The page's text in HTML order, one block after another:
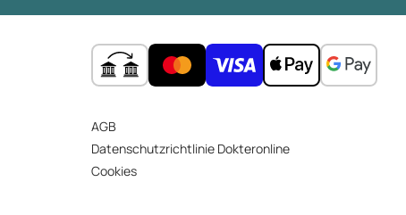
AGB
Datenschutzrichtlinie Dokteronline
Cookies